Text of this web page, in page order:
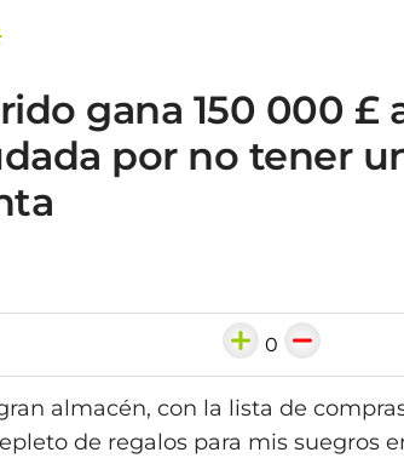
gana 150 000 £
por no tener
0
almacén, con la lista de
de regalos para mis suegros